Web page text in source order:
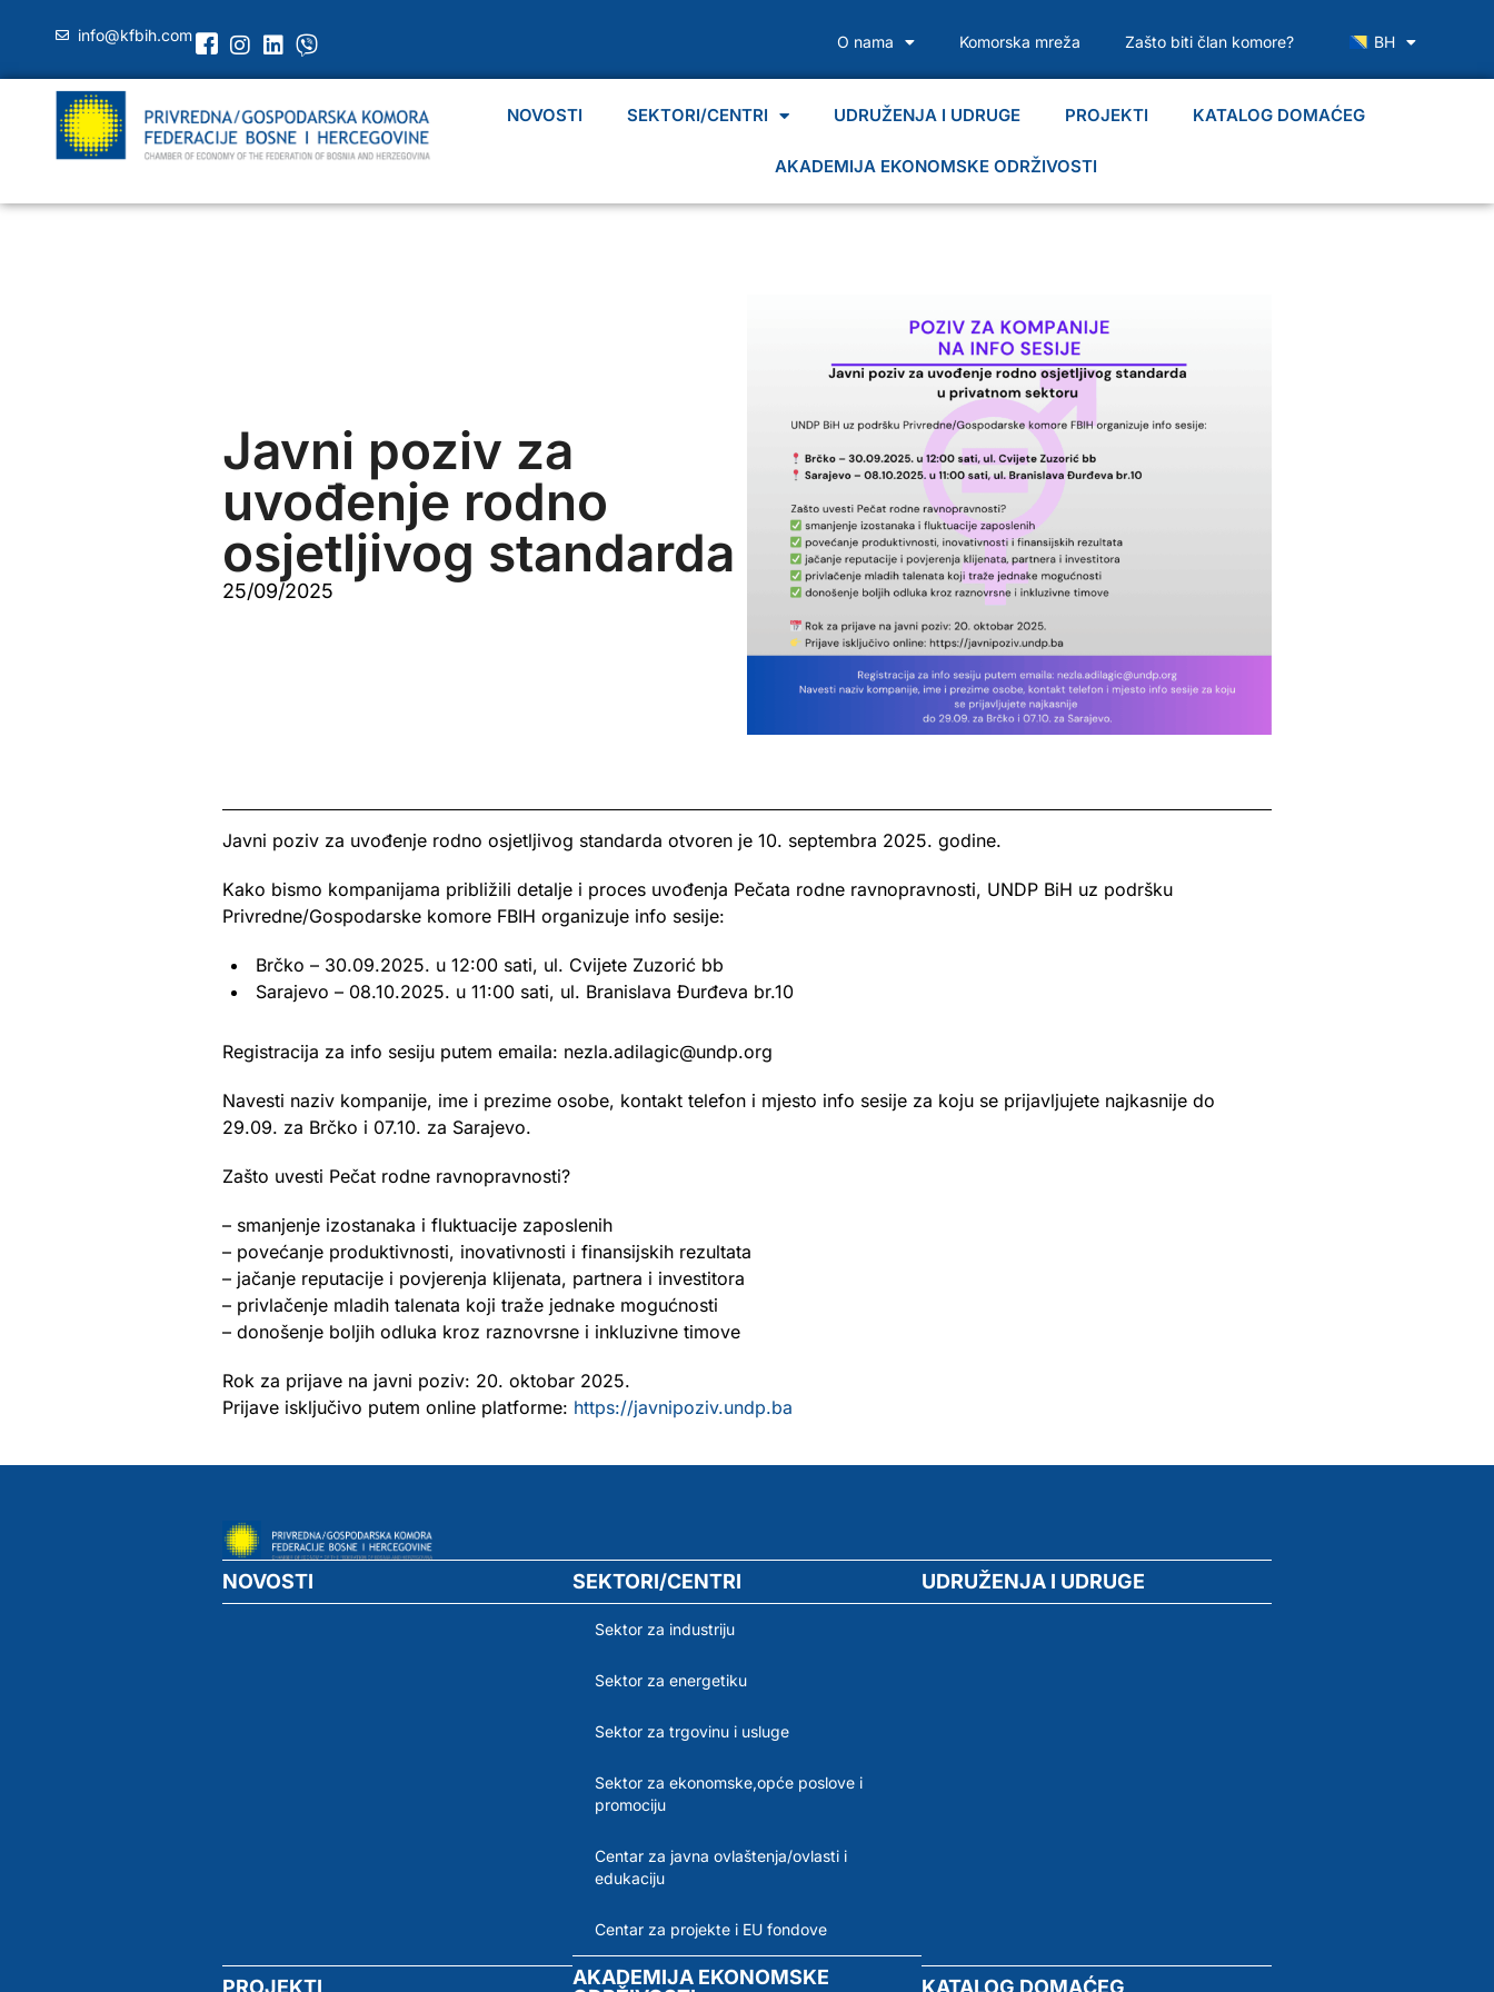
info@kfbih.com O nama Komorska mreža Zašto biti član komore? BH
NOVOSTI SEKTORI/CENTRI UDRUŽENJA I UDRUGE PROJEKTI KATALOG DOMAĆEG
AKADEMIJA EKONOMSKE ODRŽIVOSTI
Javni poziv za
uvođenje rodno
osjetljivog standarda
25/09/2025
Javni poziv za uvođenje rodno osjetljivog standarda otvoren je 10. septembra 2025. godine.
Kako bismo kompanijama približili detalje i proces uvođenja Pečata rodne ravnopravnosti, UNDP BiH uz podršku
Privredne/Gospodarske komore FBIH organizuje info sesije:
Brčko – 30.09.2025. u 12:00 sati, ul. Cvijete Zuzorić bb
Sarajevo – 08.10.2025. u 11:00 sati, ul. Branislava Đurđeva br.10
Registracija za info sesiju putem emaila: nezla.adilagic@undp.org
Navesti naziv kompanije, ime i prezime osobe, kontakt telefon i mjesto info sesije za koju se prijavljujete najkasnije do
29.09. za Brčko i 07.10. za Sarajevo.
Zašto uvesti Pečat rodne ravnopravnosti?
– smanjenje izostanaka i fluktuacije zaposlenih
– povećanje produktivnosti, inovativnosti i finansijskih rezultata
– jačanje reputacije i povjerenja klijenata, partnera i investitora
– privlačenje mladih talenata koji traže jednake mogućnosti
– donošenje boljih odluka kroz raznovrsne i inkluzivne timove
Rok za prijave na javni poziv: 20. oktobar 2025.
Prijave isključivo putem online platforme: https://javnipoziv.undp.ba
NOVOSTI SEKTORI/CENTRI
Sektor za industriju
Sektor za energetiku
Sektor za trgovinu i usluge
Sektor za ekonomske,opće poslove i
promociju
Centar za javna ovlaštenja/ovlasti i
edukaciju
Centar za projekte i EU fondove
UDRUŽENJA I UDRUGE
PROJEKTI
AKADEMIJA EKONOMSKE
KATALOG DOMAĆEG